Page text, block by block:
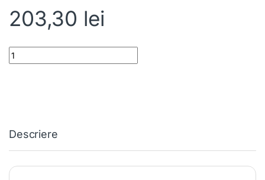
203,30 lei
Aparat de aerosoli quantity
Descriere